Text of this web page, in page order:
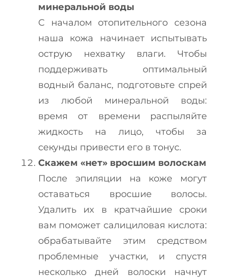
минеральной воды
С началом отопительного сезона
наша кожа начинает испытывать
острую нехватку влаги. Чтобы
поддерживать оптимальный
водный баланс, подготовьте спрей
из любой минеральной воды:
время от времени распыляйте
жидкость на лицо, чтобы за
секунды привести его в тонус.
Скажем «нет» вросшим волоскам
После эпиляции на коже могут
оставаться вросшие волосы.
Удалить их в кратчайшие сроки
вам поможет салициловая кислота:
обрабатывайте этим средством
проблемные участки, и спустя
несколько дней волоски начнут